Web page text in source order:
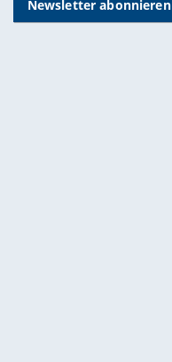
Newsletter abonnieren